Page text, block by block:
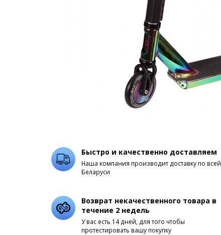
Быстро и качественно доставляем
Наша компания производит доставку по всей
Беларуси
Возврат некачественного товара в
течение 2 недель
У вас есть 14 дней, для того чтобы
протестировать вашу покупку